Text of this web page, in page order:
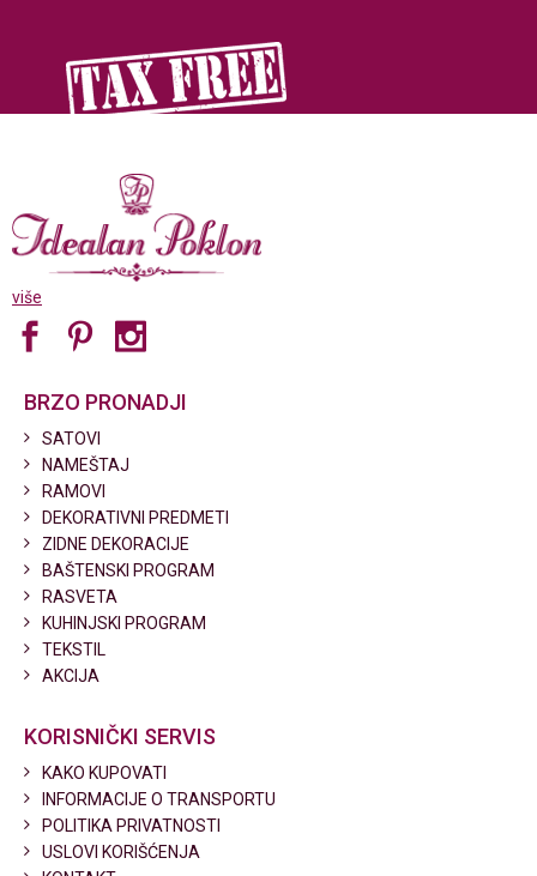
više
BRZO PRONADJI
SATOVI
NAMEŠTAJ
RAMOVI
DEKORATIVNI PREDMETI
ZIDNE DEKORACIJE
BAŠTENSKI PROGRAM
RASVETA
KUHINJSKI PROGRAM
TEKSTIL
AKCIJA
KORISNIČKI SERVIS
KAKO KUPOVATI
INFORMACIJE O TRANSPORTU
POLITIKA PRIVATNOSTI
USLOVI KORIŠĆENJA